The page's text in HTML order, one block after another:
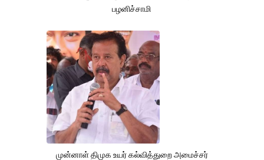
பழனிச்சாமி
முன்னாள் திமுக உயர் கல்வித்துறை அமைச்சர்